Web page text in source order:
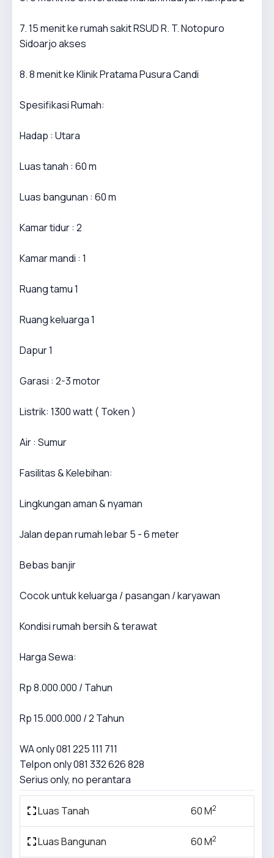
7. 15 menit ke rumah sakit RSUD R. T. Notopuro
Sidoarjo akses
8. 8 menit ke Klinik Pratama Pusura Candi
Spesifikasi Rumah:
Hadap : Utara
Luas tanah : 60 m
Luas bangunan : 60 m
Kamar tidur : 2
Kamar mandi : 1
Ruang tamu 1
Ruang keluarga 1
Dapur 1
Garasi : 2-3 motor
Listrik: 1300 watt ( Token )
Air : Sumur
Fasilitas & Kelebihan:
Lingkungan aman & nyaman
Jalan depan rumah lebar 5 - 6 meter
Bebas banjir
Cocok untuk keluarga / pasangan / karyawan
Kondisi rumah bersih & terawat
Harga Sewa:
Rp 8.000.000 / Tahun
Rp 15.000.000 / 2 Tahun
WA only 081 225 111 711
Telpon only 081 332 626 828
Serius only, no perantara
Luas Tanah 60 M2
Luas Bangunan 60 M2